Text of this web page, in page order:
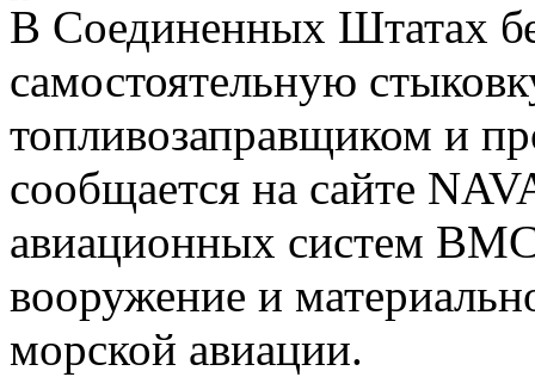
В Соединенных Штатах
самостоятельную
топливозаправщиком и
сообщается на сайте
авиационных систем
вооружение и
морской авиации.